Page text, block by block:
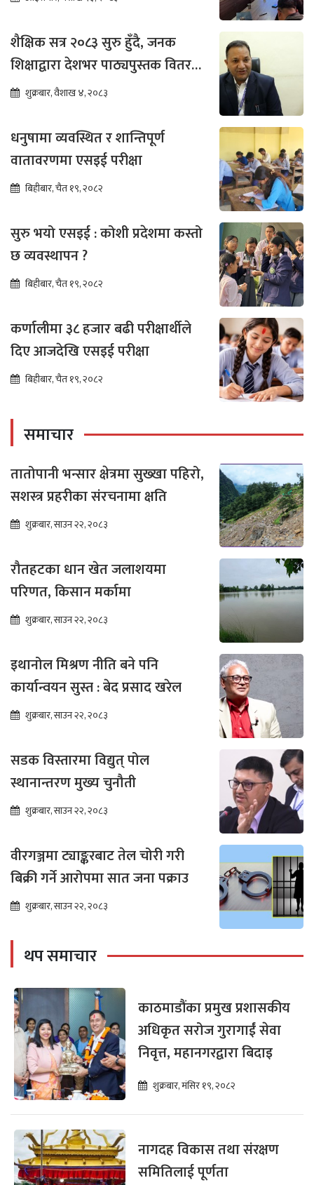
शैक्षिक सत्र २०८३ सुरु हुँदै, जनक
शिक्षाद्वारा देशभर पाठ्यपुस्तक वितरण
तीव्रशुक्रबार, वैशाख ४, २०८३
धनुषामा व्यवस्थित र शान्तिपूर्ण
वातावरणमा एसइई परीक्षा
बिहीबार, चैत १९, २०८२
सुरु भयो एसइई : कोशी प्रदेशमा कस्तो
छ व्यवस्थापन ?
बिहीबार, चैत १९, २०८२
कर्णालीमा ३८ हजार बढी परीक्षार्थीले
दिए आजदेखि एसइई परीक्षा
बिहीबार, चैत १९, २०८२
समाचार
तातोपानी भन्सार क्षेत्रमा सुख्खा पहिरो,
सशस्त्र प्रहरीका संरचनामा क्षति
शुक्रबार, साउन २२, २०८३
रौतहटका धान खेत जलाशयमा
परिणत, किसान मर्कामा
शुक्रबार, साउन २२, २०८३
इथानोल मिश्रण नीति बने पनि
कार्यान्वयन सुस्त : बेद प्रसाद खरेल
शुक्रबार, साउन २२, २०८३
सडक विस्तारमा विद्युत् पोल
स्थानान्तरण मुख्य चुनौती
शुक्रबार, साउन २२, २०८३
वीरगञ्जमा ट्याङ्करबाट तेल चोरी गरी
बिक्री गर्ने आरोपमा सात जना पक्राउ
शुक्रबार, साउन २२, २०८३
थप समाचार
काठमाडौंका प्रमुख प्रशासकीय
अधिकृत सरोज गुरागाईं सेवा
निवृत्त, महानगरद्वारा बिदाइ
शुक्रबार, मंसिर १९, २०८२
नागदह विकास तथा संरक्षण
समितिलाई पूर्णता